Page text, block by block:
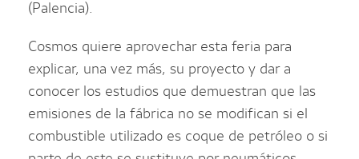
(Palencia).
Cosmos quiere aprovechar esta feria para
explicar, una vez más, su proyecto y dar a
conocer los estudios que demuestran que las
emisiones de la fábrica no se modifican si el
combustible utilizado es coque de petróleo o si